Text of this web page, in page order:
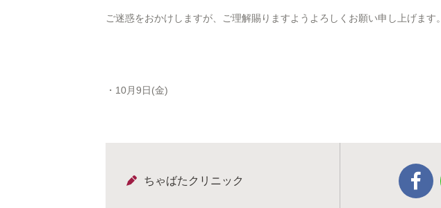
ご迷惑をおかけしますが、ご理解賜りますようよろしくお願い申し上げます。
・10月9日(金)
ちゃばたクリニック